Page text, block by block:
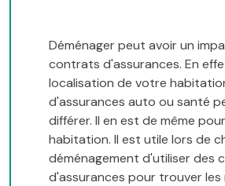
Déménager peut avoir un
contrats d'assurances. En
localisation de votre
d'assurances auto ou santé
différer. Il en est de même
habitation. Il est utile lors de
déménagement d'utiliser des
d'assurances pour trouver les